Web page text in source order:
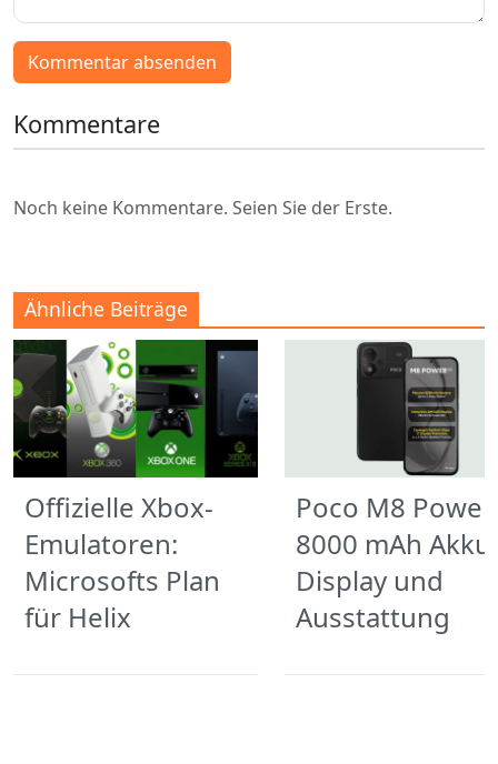
Kommentar absenden
Kommentare
Noch keine Kommentare. Seien Sie der Erste.
Ähnliche Beiträge
Offizielle Xbox-
Emulatoren:
Microsofts Plan
für Helix
Poco M8
8000 mAh Akku,
Display und
Ausstattung